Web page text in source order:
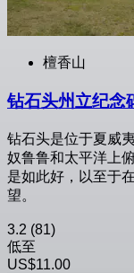
檀香山
钻石头州立纪念
钻石头是位于夏威
奴鲁鲁和太平洋上
是如此好，以至于
望。
3.2 (81)
低至
US$11.00